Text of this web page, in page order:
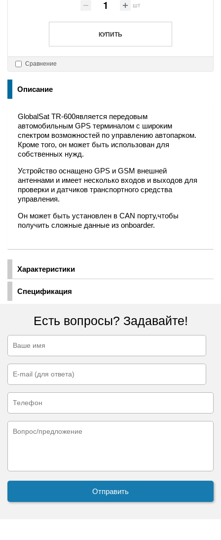
шт
КУПИТЬ
Сравнение
Описание
Характеристики
Спецификация
GlobalSat TR-600является передовым
автомобильным GPS терминалом с широким
спектром возможностей по управлению автопарком.
Кроме того, он может быть использован для
собственных нужд.
Устройство оснащено GPS и GSM внешней
антеннами и имеет несколько входов и выходов для
проверки и датчиков транспортного средства
управления.
Он может быть установлен в CAN порту,чтобы
получить сложные данные из onboarder.
Есть вопросы? Задавайте!